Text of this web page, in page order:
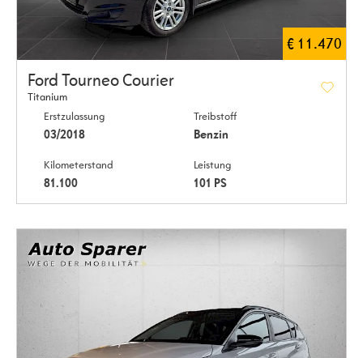
€ 11.470
Ford Tourneo Courier
Titanium
Erstzulassung
03/2018
Treibstoff
Benzin
Kilometerstand
81.100
Leistung
101 PS